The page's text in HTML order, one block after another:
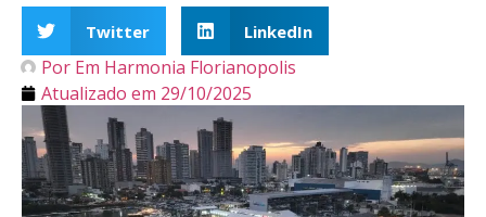
Twitter LinkedIn
Por Em Harmonia Florianopolis
Atualizado em 29/10/2025